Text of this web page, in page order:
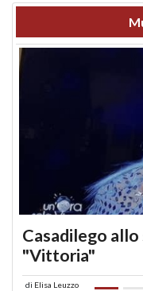
Casadilego
"Vittoria"
di Elisa Leuzzo